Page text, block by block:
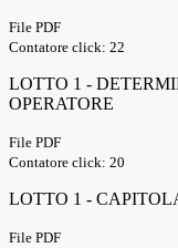
File PDF
Contatore click: 22
LOTTO 1 -
OPERATORE
File PDF
Contatore click: 20
LOTTO 1 -
File PDF